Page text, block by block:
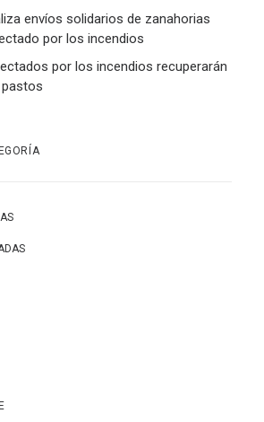
envíos solidarios de zanahorias
por los incendios
por los incendios recuperarán